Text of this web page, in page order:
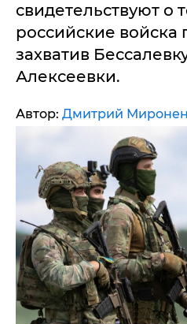
свидетельствуют о
российские войска
захватив
Алексеевки.
Автор: Дмитрий